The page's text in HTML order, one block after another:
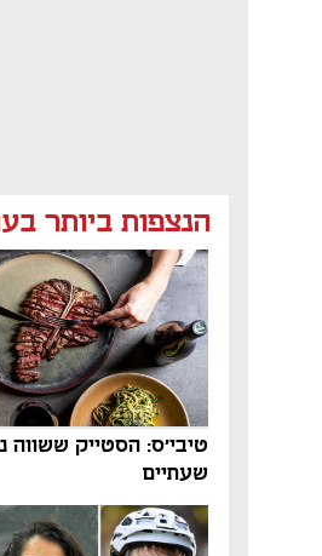
הנצפות ביותר
טיבי'ס: הסטייק ששווה
שעתיים